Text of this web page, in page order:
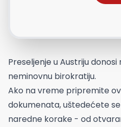
Preseljenje u Austriju
neminovnu birokratiju.
Ako na vreme pripremite
dokumenata, uštedećete
naredne korake - od